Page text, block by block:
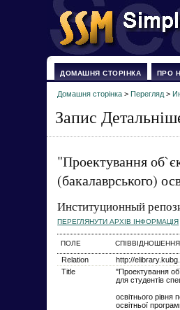
ДОМАШНЯ СТОРІНКА ПРО
Домашня сторінка >Перегляд >
Запис
"Проектування
(бакалаврського)
Институционный
ПЕРЕГЛЯНУТИ АРХІВ ІНФОРМАЦІЯ
ПОЛЕ СПІВВІДНОШЕННЯ
Relation
http://
Title
"Проектування
для студентів
освітнього рівня
освітньої